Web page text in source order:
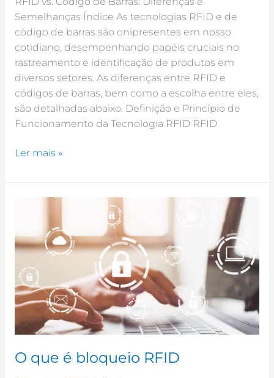
Semelhanças Índice As tecnologias RFID e de
código de barras são onipresentes em nosso
cotidiano, desempenhando papéis cruciais no
rastreamento e identificação de produtos em
diversos setores. As diferenças entre RFID e
códigos de barras, bem como a escolha entre eles,
são detalhadas abaixo. Definição e Princípio de
Funcionamento da Tecnologia RFID RFID
Ler mais »
O que é bloqueio RFID
é
bloqueio
RFID